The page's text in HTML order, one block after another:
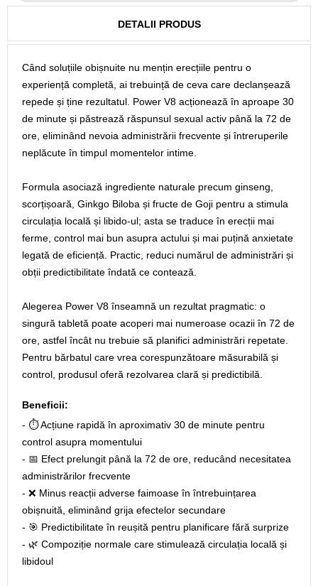
DETALII PRODUS
Când soluțiile obișnuite nu mențin erecțiile pentru o
experiență completă, ai trebuință de ceva care declanșează
repede și ține rezultatul. Power V8 acționează în aproape 30
de minute și păstrează răspunsul sexual activ până la 72 de
ore, eliminând nevoia administrării frecvente și întreruperile
neplăcute în timpul momentelor intime.
Formula asociază ingrediente naturale precum ginseng,
scorțișoară, Ginkgo Biloba și fructe de Goji pentru a stimula
circulația locală și libido-ul; asta se traduce în erecții mai
ferme, control mai bun asupra actului și mai puțină anxietate
legată de eficiență. Practic, reduci numărul de administrări și
obții predictibilitate îndată ce contează.
Alegerea Power V8 înseamnă un rezultat pragmatic: o
singură tabletă poate acoperi mai numeroase ocazii în 72 de
ore, astfel încât nu trebuie să planifici administrări repetate.
Pentru bărbatul care vrea corespunzătoare măsurabilă și
control, produsul oferă rezolvarea clară și predictibilă.
Beneficii:
- ⏱️ Acțiune rapidă în aproximativ 30 de minute pentru
control asupra momentului
- 📅 Efect prelungit până la 72 de ore, reducând necesitatea
administrărilor frecvente
- ❌ Minus reacții adverse faimoase în întrebuințarea
obișnuită, eliminând grija efectelor secundare
- 🎯 Predictibilitate în reușită pentru planificare fără surprize
- 🌿 Compoziție normale care stimulează circulația locală și
libidoul